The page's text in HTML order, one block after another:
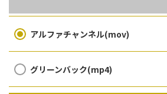
アルファチャンネル(mov)
グリーンバック(mp4)